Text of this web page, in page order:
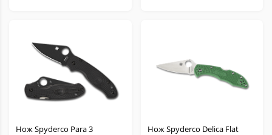
Нож Spyderco Para 3
Нож Spyderco Delica Flat